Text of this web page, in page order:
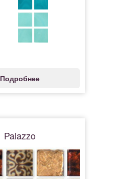
Подробнее
Palazzo